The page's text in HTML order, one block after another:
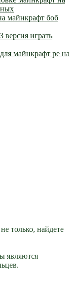
майнкрафт боб
играть
майнкрафт pe на
только, найдете
являются